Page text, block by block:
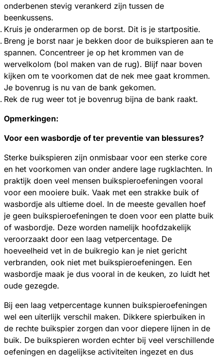
onderbenen stevig verankerd zijn tussen de
beenkussens.
Kruis je onderarmen op de borst. Dit is je startpositie.
Breng je borst naar je bekken door de buikspieren aan te
spannen. Concentreer je op het krommen van de
wervelkolom (bol maken van de rug). Blijf naar boven
kijken om te voorkomen dat de nek mee gaat krommen.
Je bovenrug is nu van de bank gekomen.
Rek de rug weer tot je bovenrug bijna de bank raakt.
Opmerkingen:
Voor een wasbordje of ter preventie van blessures?
Sterke buikspieren zijn onmisbaar voor een sterke core
en het voorkomen van onder andere lage rugklachten. In
praktijk doen veel mensen buikspieroefeningen vooral
voor een mooiere buik. Vaak met een strakke buik of
wasbordje als ultieme doel. In de meeste gevallen hoef
je geen buikspieroefeningen te doen voor een platte buik
of wasbordje. Deze worden namelijk hoofdzakelijk
veroorzaakt door een laag vetpercentage. De
hoeveelheid vet in de buikregio kan je niet gericht
verbranden, ook niet met buikspieroefeningen. Een
wasbordje maak je dus vooral in de keuken, zo luidt het
oude gezegde.
Bij een laag vetpercentage kunnen buikspieroefeningen
wel een uiterlijk verschil maken. Dikkere spierbuiken in
de rechte buikspier zorgen dan voor diepere lijnen in de
buik. De buikspieren worden echter bij veel verschillende
oefeningen en dagelijkse activiteiten ingezet en dus